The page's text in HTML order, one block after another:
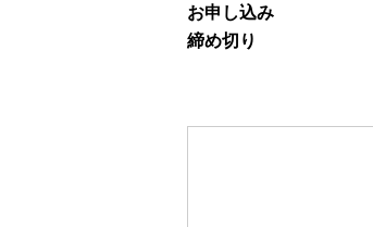
お申し込み
締め切り